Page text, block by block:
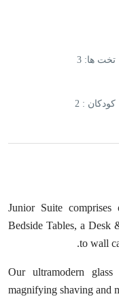
تخت ها: 3
کودکان : 2
Junior Suite
Bedside Tables, a
to wall
Our ultramodern
magnifying shaving and